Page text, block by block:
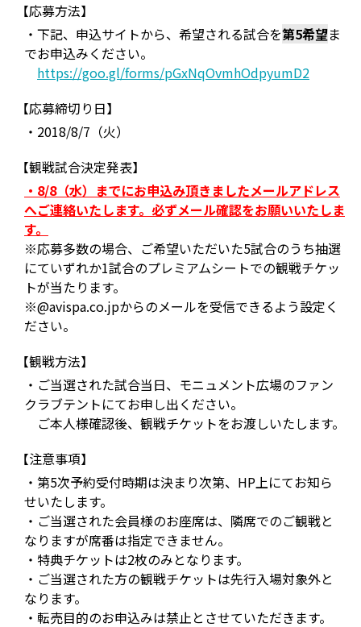
【応募方法】
・下記、申込サイトから、希望される試合を第5希望ま
でお申込みください。
https://goo.gl/forms/pGxNqOvmhOdpyumD2
【応募締切り日】
・2018/8/7（火）
【観戦試合決定発表】
・8/8（水）までにお申込み頂きましたメールアドレス
へご連絡いたします。必ずメール確認をお願いいたしま
す。
※応募多数の場合、ご希望いただいた5試合のうち抽選
にていずれか1試合のプレミアムシートでの観戦チケッ
トが当たります。
※@avispa.co.jpからのメールを受信できるよう設定く
ださい。
【観戦方法】
・ご当選された試合当日、モニュメント広場のファン
クラブテントにてお申し出ください。
ご本人様確認後、観戦チケットをお渡しいたします。
【注意事項】
・第5次予約受付時期は決まり次第、HP上にてお知ら
せいたします。
・ご当選された会員様のお座席は、隣席でのご観戦と
なりますが席番は指定できません。
・特典チケットは2枚のみとなります。
・ご当選された方の観戦チケットは先行入場対象外と
なります。
・転売目的のお申込みは禁止とさせていただきます。